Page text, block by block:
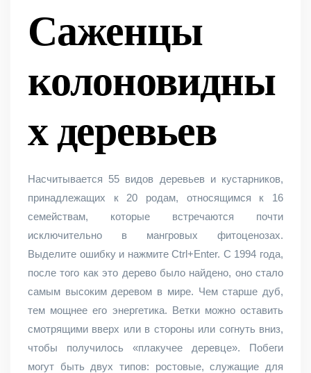
Саженцы
колоновидны
х деревьев
Насчитывается 55 видов деревьев и кустарников,
принадлежащих к 20 родам, относящимся к 16
семействам, которые встречаются почти
исключительно в мангровых фитоценозах.
Выделите ошибку и нажмите Ctrl+Enter. С 1994 года,
после того как это дерево было найдено, оно стало
самым высоким деревом в мире. Чем старше дуб,
тем мощнее его энергетика. Ветки можно оставить
смотрящими вверх или в стороны или согнуть вниз,
чтобы получилось «плакучее деревце». Побеги
могут быть двух типов: ростовые, служащие для